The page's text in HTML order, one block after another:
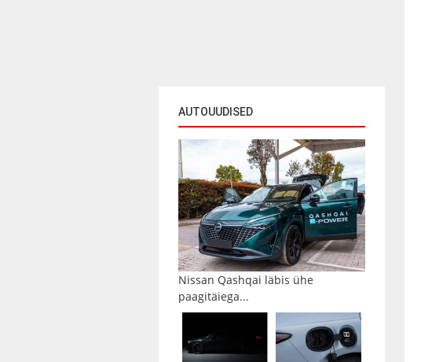
AUTOUUDISED
Nissan Qashqai läbis ühe
paagitäiega...